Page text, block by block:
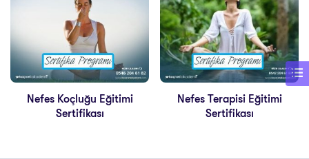
Nefes Koçluğu Eğitimi
Sertifikası
Nefes Terapisi Eğitimi
Sertifikası